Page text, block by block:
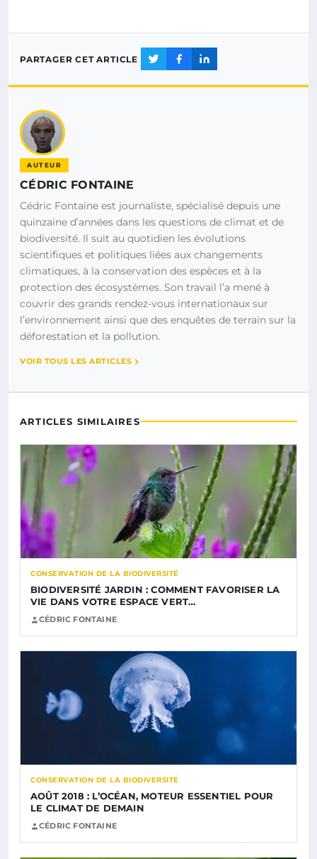
PARTAGER CET ARTICLE
AUTEUR
CÉDRIC FONTAINE
Cédric Fontaine est journaliste, spécialisé depuis une
quinzaine d’années dans les questions de climat et de
biodiversité. Il suit au quotidien les évolutions
scientifiques et politiques liées aux changements
climatiques, à la conservation des espèces et à la
protection des écosystèmes. Son travail l’a mené à
couvrir des grands rendez-vous internationaux sur
l’environnement ainsi que des enquêtes de terrain sur la
déforestation et la pollution.
VOIR TOUS LES ARTICLES
ARTICLES SIMILAIRES
CONSERVATION DE LA BIODIVERSITÉ
BIODIVERSITÉ JARDIN : COMMENT FAVORISER LA
VIE DANS VOTRE ESPACE VERT…
CÉDRIC FONTAINE
CONSERVATION DE LA BIODIVERSITÉ
AOÛT 2018 : L’OCÉAN, MOTEUR ESSENTIEL POUR
LE CLIMAT DE DEMAIN
CÉDRIC FONTAINE